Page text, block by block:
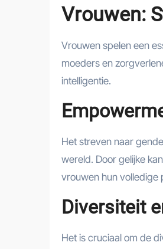
Vrouwen:
Vrouwen spelen een
moeders en
intelligentie.
Het streven naar
wereld. Door gelijke
vrouwen hun volledige
Diversiteit
Het is cruciaal om de